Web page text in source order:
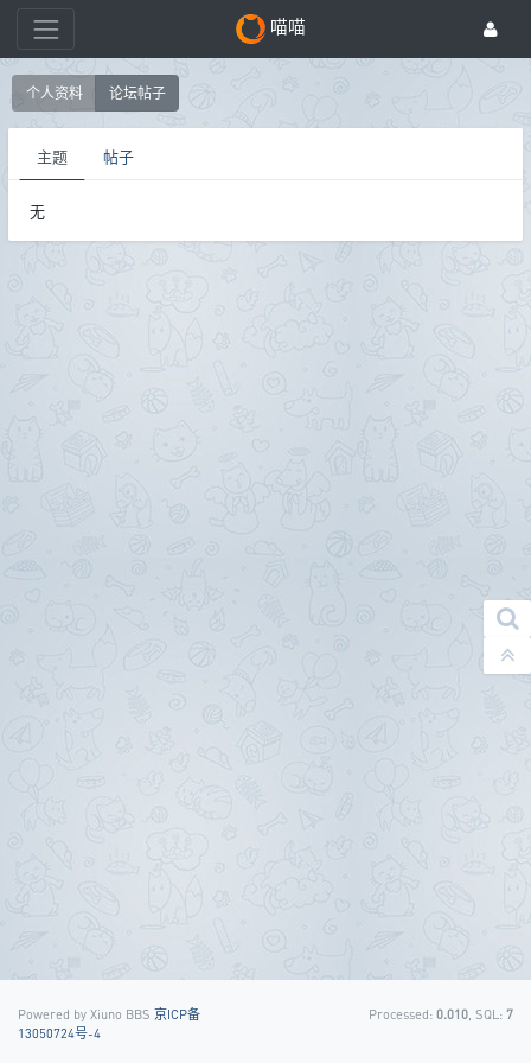
喵喵
个人资料 论坛帖子
主题 帖子
无
Powered by Xiuno BBS 京ICP备
13050724号-4
Processed: 0.010 , SQL: 7